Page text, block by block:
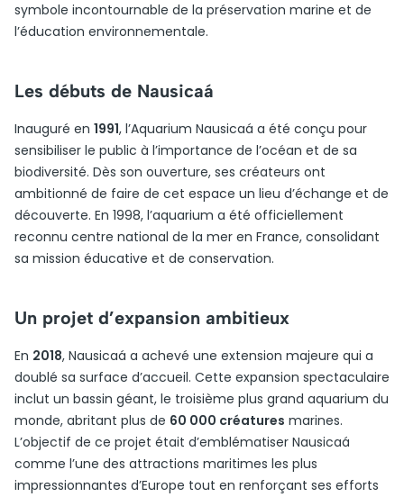
symbole incontournable de la préservation marine et de
l’éducation environnementale.
Les débuts de Nausicaá
Inauguré en 1991, l’Aquarium Nausicaá a été conçu pour
sensibiliser le public à l’importance de l’océan et de sa
biodiversité. Dès son ouverture, ses créateurs ont
ambitionné de faire de cet espace un lieu d’échange et de
découverte. En 1998, l’aquarium a été officiellement
reconnu centre national de la mer en France, consolidant
sa mission éducative et de conservation.
Un projet d’expansion ambitieux
En 2018, Nausicaá a achevé une extension majeure qui a
doublé sa surface d’accueil. Cette expansion spectaculaire
inclut un bassin géant, le troisième plus grand aquarium du
monde, abritant plus de 60 000 créatures marines.
L’objectif de ce projet était d’emblématiser Nausicaá
comme l’une des attractions maritimes les plus
impressionnantes d’Europe tout en renforçant ses efforts